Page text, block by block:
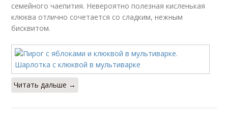
семейного чаепития. Невероятно полезная кисленькая
клюква отлично сочетается со сладким, нежным
бисквитом.
Читать дальше →